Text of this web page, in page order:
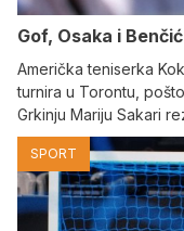
Gof, Osaka i
Američka teniserka
turnira u Torontu,
Grkinju Mariju Sakari
SPORT